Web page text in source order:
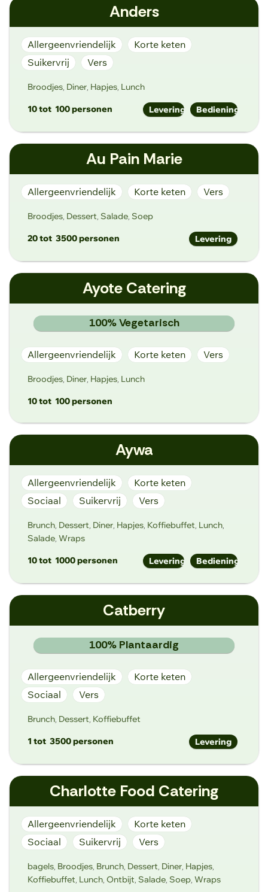
https://www.aardig.gent/
Kammerstraat 19, 9000 Gent, België
Anders
Allergeenvriendelijk
Korte keten
Suikervrij
Vers
Broodjes Diner Hapjes Lunch
10 tot 100 personen Bediening
Levering
Ofietsanders.be
Hogeheerweg 29, 9051 Sint Denijs Westrem
Au Pain Marie
Allergeenvriendelijk Korte keten Vers
Broodjes Dessert Salade Soep
20 tot 3500 personen Levering
https://www.aupainmarie.be/over-ons
Sint-Pietersnieuwstraat 164, 9000 Gent
Ayote Catering
100% Vegetarisch
Allergeenvriendelijk Korte keten Vers
Broodjes Diner Hapjes Lunch
10 tot 100 personen
https://www.ayote.gent/
Limbastraat 23, 9000 Gent
Aywa
Allergeenvriendelijk
Korte keten
Sociaal
Suikervrij Vers
Brunch Dessert Diner Hapjes Koffiebuffet Lunch
Salade Wraps
10 tot 1000 personen Bediening
Levering
facebook.com/aywagent
Lammerstraat 12, 9000 Gent
Catberry
100% Plantaardig
Allergeenvriendelijk
Korte keten
Sociaal
Vers
Brunch Dessert Koffiebuffet
1 tot 3500 personen Levering
www.catberry.be
Lange Violettestraat 4, 9000 Gent
Charlotte Food Catering
Allergeenvriendelijk
Korte keten
Sociaal
Suikervrij Vers
bagels Broodjes Brunch Dessert Diner Hapjes
Koffiebuffet Lunch Ontbijt Salade Soep Wraps